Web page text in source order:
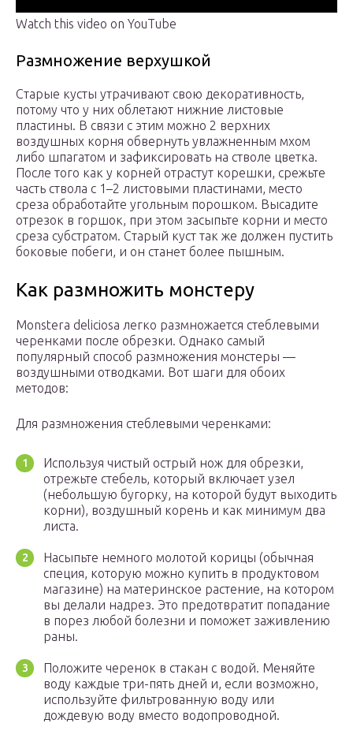
Watch this video on YouTube
Размножение верхушкой
Старые кусты утрачивают свою декоративность,
потому что у них облетают нижние листовые
пластины. В связи с этим можно 2 верхних
воздушных корня обвернуть увлажненным мхом
либо шпагатом и зафиксировать на стволе цветка.
После того как у корней отрастут корешки, срежьте
часть ствола с 1–2 листовыми пластинами, место
среза обработайте угольным порошком. Высадите
отрезок в горшок, при этом засыпьте корни и место
среза субстратом. Старый куст так же должен пустить
боковые побеги, и он станет более пышным.
Как размножить монстеру
Monstera deliciosa легко размножается стеблевыми
черенками после обрезки. Однако самый
популярный способ размножения монстеры —
воздушными отводками. Вот шаги для обоих
методов:
Для размножения стеблевыми черенками:
Используя чистый острый нож для обрезки,
отрежьте стебель, который включает узел
(небольшую бугорку, на которой будут выходить
корни), воздушный корень и как минимум два
листа.
Насыпьте немного молотой корицы (обычная
специя, которую можно купить в продуктовом
магазине) на материнское растение, на котором
вы делали надрез. Это предотвратит попадание
в порез любой болезни и поможет заживлению
раны.
Положите черенок в стакан с водой. Меняйте
воду каждые три-пять дней и, если возможно,
используйте фильтрованную воду или
дождевую воду вместо водопроводной.